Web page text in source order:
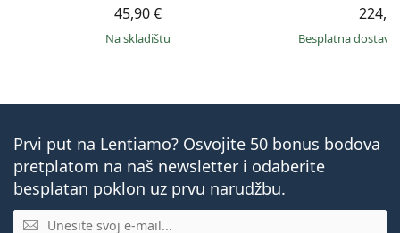
45,90 €
na skladištu Besplatna dostava
Prvi put na Lentiamo? Osvojite 50 bonus bodova
pretplatom na naš newsletter i odaberite
besplatan poklon uz prvu narudžbu.
E-mail